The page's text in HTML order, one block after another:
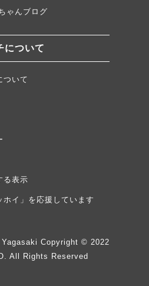
ゃんブログ
について
ついて
る表示
ホイ」を応援しています
Copyright © 2022
All Rights Reserved